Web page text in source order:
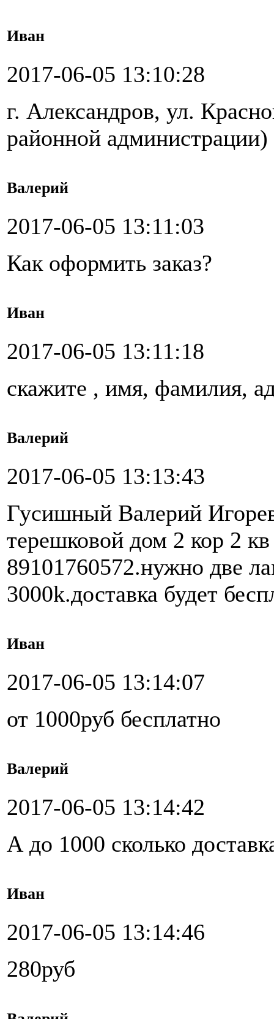
Иван
2017-06-05 13:10:28
г. Александров, ул.
районной администрации)
Валерий
2017-06-05 13:11:03
Как оформить заказ?
Иван
2017-06-05 13:11:18
скажите , имя, фамилия,
Валерий
2017-06-05 13:13:43
Гусишный Валерий
терешковой дом 2 кор 2
89101760572.нужно две
3000k.доставка будет
Иван
2017-06-05 13:14:07
от 1000руб бесплатно
Валерий
2017-06-05 13:14:42
А до 1000 сколько
Иван
2017-06-05 13:14:46
280руб